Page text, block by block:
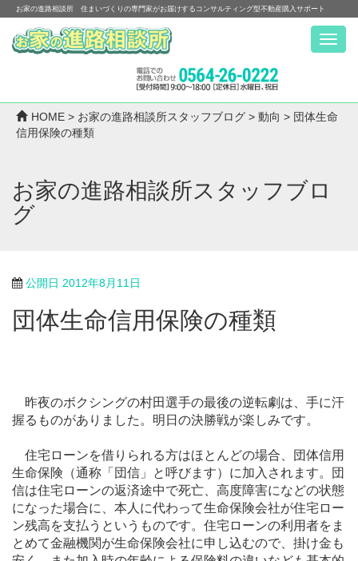
お家の進路相談所 住まいづくりの専門家がお届けするコンサルティング型不動産購入サポート
Menu
HOME > お家の進路相談所スタッフブログ > 動向 > 団体生命
信用保険の種類
お家の進路相談所スタッフブロ
グ
公開日 2012年8月11日
団体生命信用保険の種類
昨夜のボクシングの村田選手の最後の逆転劇は、手に汗
握るものがありました。明日の決勝戦が楽しみです。
住宅ローンを借りられる方はほとんどの場合、団体信用
生命保険（通称「団信」と呼びます）に加入されます。団
信は住宅ローンの返済途中で死亡、高度障害になどの状態
になった場合に、本人に代わって生命保険会社が住宅ロー
ン残高を支払うというものです。住宅ローンの利用者をま
とめて金融機関が生命保険会社に申し込むので、掛け金も